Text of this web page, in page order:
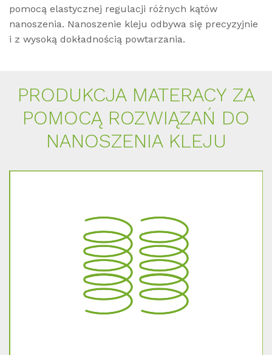
pomocą elastycznej regulacji różnych kątów
nanoszenia. Nanoszenie kleju odbywa się precyzyjnie
i z wysoką dokładnością powtarzania.
PRO­DUK­C­JA MA­TER­A­CY ZA
PO­MOCĄ RO­ZWIĄZAŃ DO
NA­NO­SZE­NIA KLE­JU